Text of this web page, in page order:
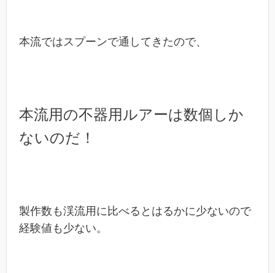
本流ではスプーンで通してきたので、
本流用の不器用ルアーは数個しか
ないのだ！
製作数も渓流用に比べるとはるかに少ないので
経験値も少ない。